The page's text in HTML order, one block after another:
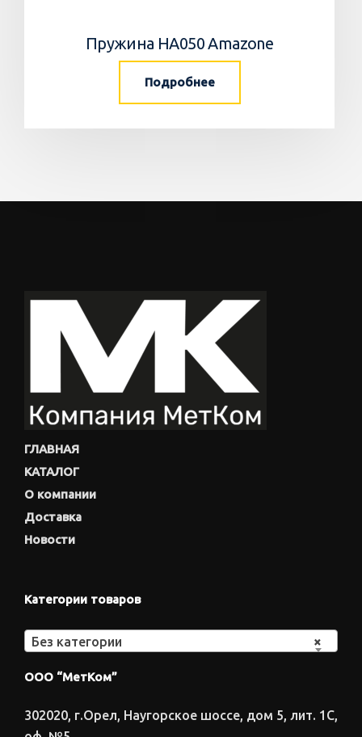
Пружина HA050 Amazone
Подробнее
ГЛАВНАЯ
КАТАЛОГ
О компании
Доставка
Новости
Категории товаров
×
Без категории
ООО “МетКом”
302020, г.Орел, Наугорское шоссе, дом 5, лит. 1С,